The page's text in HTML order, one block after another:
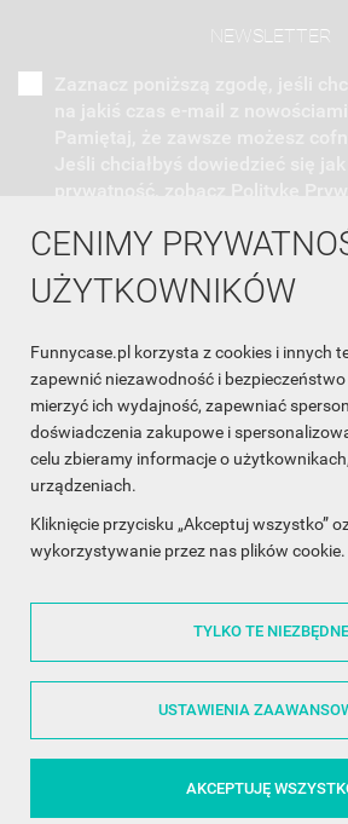
CENIMY
UŻYTKOWNIKÓW
Funnycase.pl korzysta z cookies i innych
zapewnić niezawodność i
mierzyć ich wydajność, zapewniać
doświadczenia zakupowe i
celu zbieramy informacje o
urządzeniach.
Kliknięcie przycisku „Akceptuj wszystko”
wykorzystywanie przez nas plików cookie.
TYLKO TE NIEZBĘDNE
USTAWIENIA
AKCEPTUJĘ
NEWSLETTER
INFORMACJA O SKLEPIE
INFORMACJE
OBSŁUGA KLIENTA
WSPÓŁPRACA
ŚLEDŹ NAS NA FACEBOOKU
Made with❤in